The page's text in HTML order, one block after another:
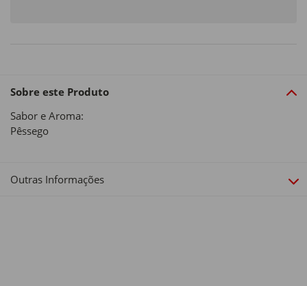
Sobre este Produto
Sabor e Aroma:
Pêssego
Outras Informações